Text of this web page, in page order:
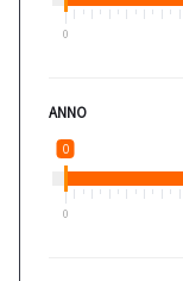
0
ANNO
0
0